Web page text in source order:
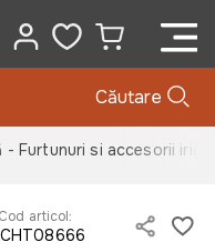
Căutare
- Furtunuri si accesorii
Cod articol: